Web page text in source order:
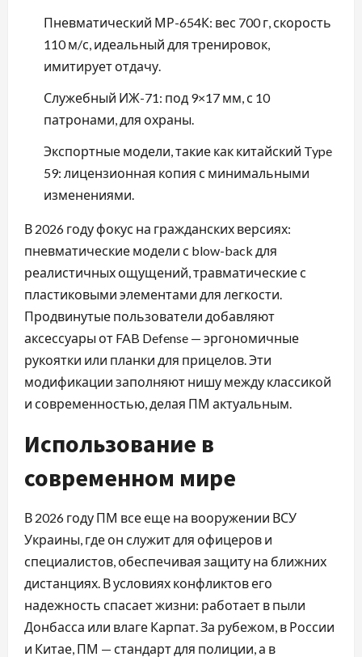
Пневматический МР-654К: вес 700 г, скорость
110 м/с, идеальный для тренировок,
имитирует отдачу.
Служебный ИЖ-71: под 9×17 мм, с 10
патронами, для охраны.
Экспортные модели, такие как китайский Type
59: лицензионная копия с минимальными
изменениями.
В 2026 году фокус на гражданских версиях:
пневматические модели с blow-back для
реалистичных ощущений, травматические с
пластиковыми элементами для легкости.
Продвинутые пользователи добавляют
аксессуары от FAB Defense — эргономичные
рукоятки или планки для прицелов. Эти
модификации заполняют нишу между классикой
и современностью, делая ПМ актуальным.
Использование в
современном мире
В 2026 году ПМ все еще на вооружении ВСУ
Украины, где он служит для офицеров и
специалистов, обеспечивая защиту на ближних
дистанциях. В условиях конфликтов его
надежность спасает жизни: работает в пыли
Донбасса или влаге Карпат. За рубежом, в России
и Китае, ПМ — стандарт для полиции, а в